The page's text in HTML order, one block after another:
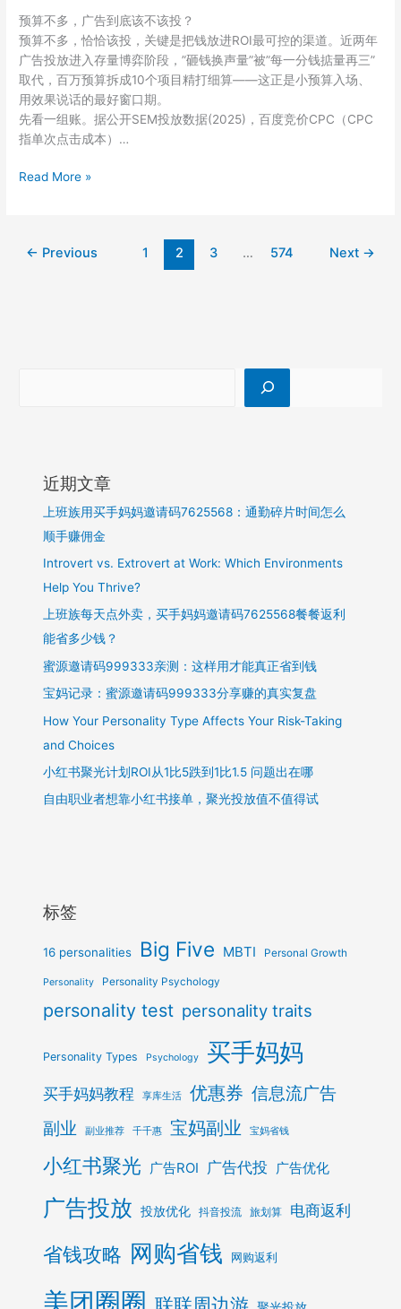
预算不多，广告到底该不该投？
预算不多，恰恰该投，关键是把钱放进ROI最可控的渠道。近两年
广告投放进入存量博弈阶段，”砸钱换声量”被”每一分钱掂量再三”
取代，百万预算拆成10个项目精打细算——这正是小预算入场、
用效果说话的最好窗口期。
先看一组账。据公开SEM投放数据(2025)，百度竞价CPC（CPC
指单次点击成本）…
上
副
Read More »
← Previous 1 2 3 … 574 Next →
近期文章
上班族用买手妈妈邀请码7625568：通勤碎片时间怎么
顺手赚佣金
Introvert vs. Extrovert at Work: Which Environments
Help You Thrive?
上班族每天点外卖，买手妈妈邀请码7625568餐餐返利
能省多少钱？
蜜源邀请码999333亲测：这样用才能真正省到钱
宝妈记录：蜜源邀请码999333分享赚的真实复盘
How Your Personality Type Affects Your Risk-Taking
and Choices
小红书聚光计划ROI从1比5跌到1比1.5 问题出在哪
自由职业者想靠小红书接单，聚光投放值不值得试
标签
16 personalities Big Five MBTI Personal Growth
Personality Personality Psychology
personality test personality traits
Personality Types Psychology 买手妈妈
买手妈妈教程 享库生活 优惠券 信息流广告
副业
副业推荐 千千惠 宝妈副业 宝妈省钱
小红书聚光 广告ROI 广告代投 广告优化
广告投放 投放优化 抖音投流 旅划算 电商返利
省钱攻略 网购省钱 网购返利
美团圈圈